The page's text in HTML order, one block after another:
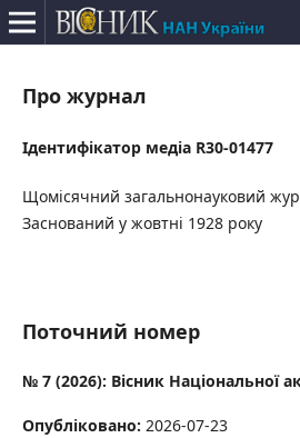
Про журнал
Ідентифікатор медіа R30-01477
Щомісячний загальнонауковий
Заснований у жовтні 1928 року
Поточний номер
№ 7 (2026): Вісник Національної
Опубліковано: 2026-07-23